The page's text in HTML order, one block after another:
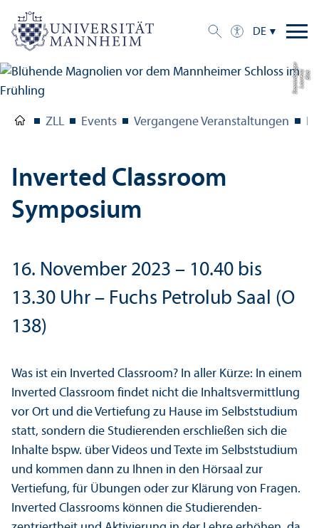
DE
Bil
d:
L
a
u
r
e
n
z
S
t
a
m
m
b
e
r
g
e
r
ZLL Events Vergangene Veranstaltungen
Inverted Classroom
Symposium
16. November 2023 – 10.40 bis
13.30 Uhr – Fuchs Petrolub Saal (O
138)
Was ist ein Inverted Classroom? In aller Kürze: In einem
Inverted Classroom findet nicht die Inhaltsvermittlung
vor Ort und die Vertiefung zu Hause im Selbststudium
statt, sondern die Studierenden erschließen sich die
Inhalte bspw. über Videos und Texte im Selbststudium
und kommen dann zu Ihnen in den Hörsaal zur
Vertiefung, für Übungen oder zur Klärung von Fragen.
Inverted Classrooms können die Studierenden­